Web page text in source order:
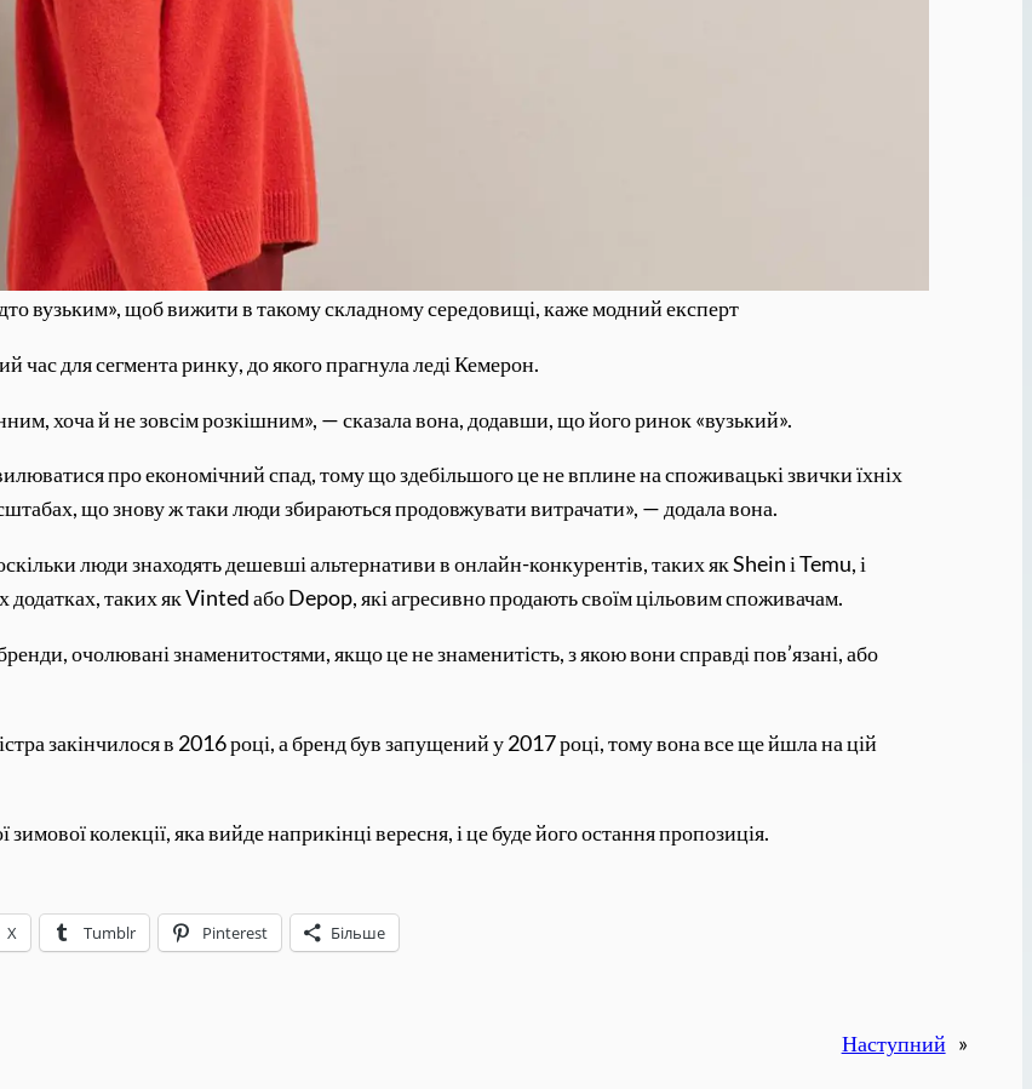
вузьким», щоб вижити в такому складному середовищі, каже модний експерт
для сегмента ринку, до якого прагнула леді Кемерон.
хоча й не зовсім розкішним», — сказала вона, додавши, що його ринок «вузький».
про економічний спад, тому що здебільшого це не вплине на споживацькі звички їхніх
що знову ж таки люди збираються продовжувати витрачати», — додала вона.
люди знаходять дешевші альтернативи в онлайн-конкурентів, таких як Shein і Temu, і
додатках, таких як Vinted або Depop, які агресивно продають своїм цільовим споживачам.
очолювані знаменитостями, якщо це не знаменитість, з якою вони справді пов’язані, або
закінчилося в 2016 році, а бренд був запущений у 2017 році, тому вона все ще йшла на цій
колекції, яка вийде наприкінці вересня, і це буде його остання пропозиція.
X Tumblr Pinterest Більше
Наступний »